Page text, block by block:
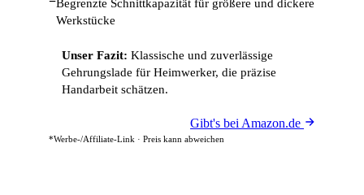
Begrenzte Schnittkapazität für größere und dickere
Werkstücke
Unser Fazit: Klassische und zuverlässige
Gehrungslade für Heimwerker, die präzise
Handarbeit schätzen.
Gibt's bei Amazon.de
*Werbe-/Affiliate-Link · Preis kann abweichen